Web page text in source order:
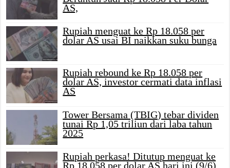
AS,
Rupiah menguat ke Rp 18.058 per
dolar AS usai BI naikkan suku bunga
Rupiah rebound ke Rp 18.058 per
dolar AS, investor cermati data inflasi
AS
Tower Bersama (TBIG) tebar dividen
tunai Rp 1,05 triliun dari laba tahun
2025
Rupiah perkasa! Ditutup menguat ke
Rp 18.058 per dolar AS hari ini (9/6)